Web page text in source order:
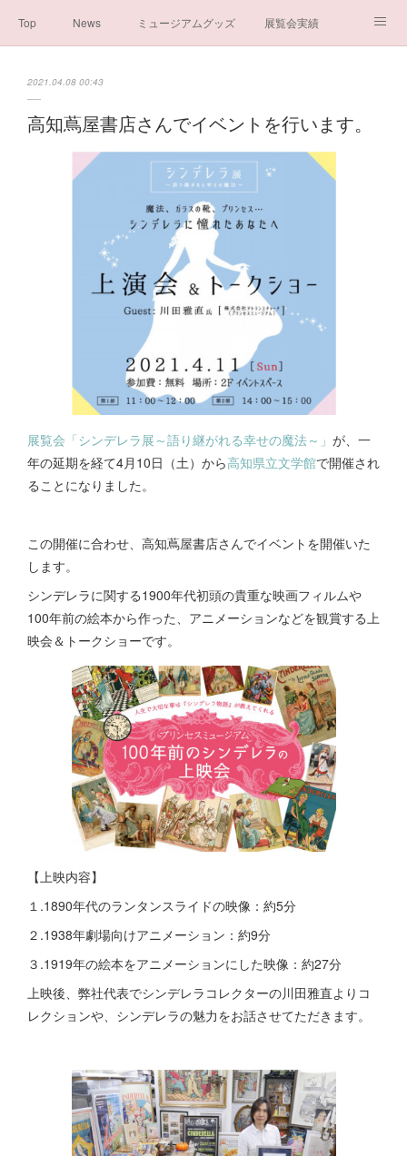
Top News ミュージアムグッズ 展覧会実績
お問い合わせ 一般社団法人シンデレラ芸術文化振興会
2021.04.08 00:43
高知蔦屋書店さんでイベントを行います。
展覧会「シンデレラ展～語り継がれる幸せの魔法～」 が、一
年の延期を経て4月10日（土）から高知県立文学館で開催され
ることになりました。
この開催に合わせ、高知蔦屋書店さんでイベントを開催いた
します。
シンデレラに関する1900年代初頭の貴重な映画フィルムや
100年前の絵本から作った、アニメーションなどを観賞する上
映会＆トークショーです。
【上映内容】
１.1890年代のランタンスライドの映像：約5分
２.1938年劇場向けアニメーション：約9分
３.1919年の絵本をアニメーションにした映像：約27分
上映後、弊社代表でシンデレラコレクターの川田雅直よりコ
レクションや、シンデレラの魅力をお話させてただきます。